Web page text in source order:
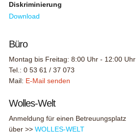
Diskriminierung
Download
Büro
Montag bis Freitag: 8:00 Uhr - 12:00 Uhr
Tel.: 0 53 61 / 37 073
Mail: E-Mail senden
Wolles-Welt
Anmeldung für einen Betreuungsplatz
über >> WOLLES-WELT